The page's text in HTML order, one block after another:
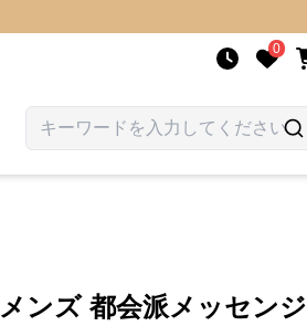
0
ンズ 都会派メッセンジ